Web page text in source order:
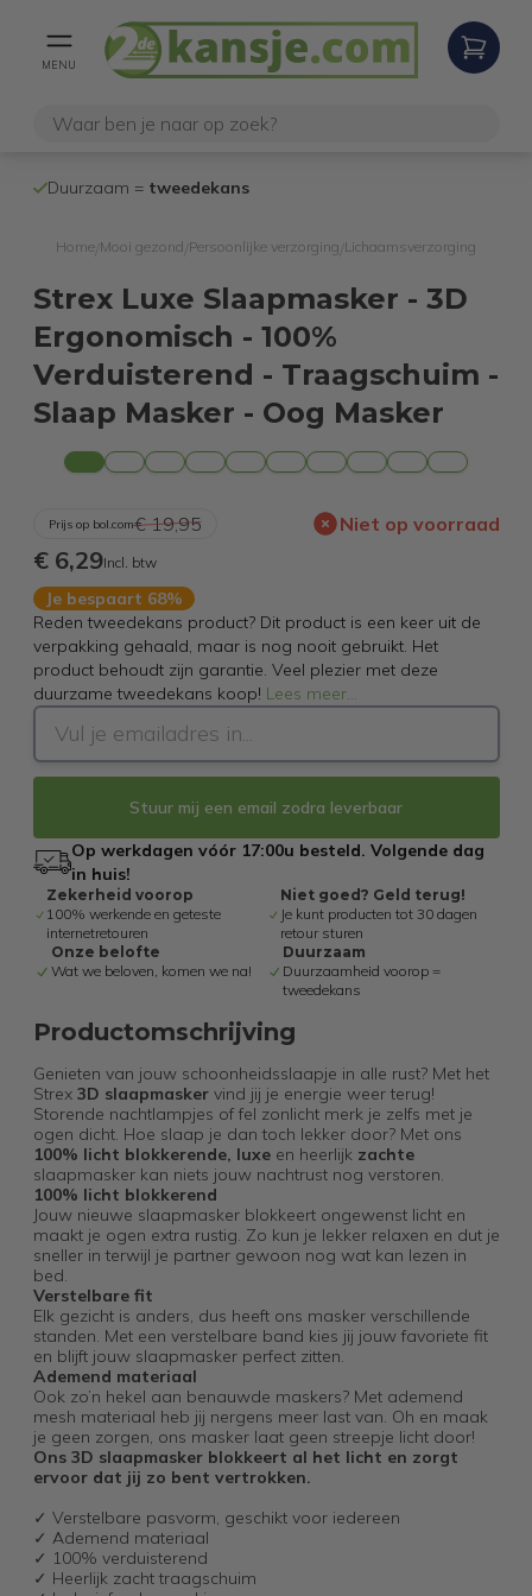
MENU
Duurzaam = tweedekans
Home Mooi gezond Persoonlijke verzorging Lichaamsverzorging
Strex Luxe Slaapmasker - 3D
Ergonomisch - 100%
Verduisterend - Traagschuim -
Slaap Masker - Oog Masker
Prijs op bol.com€ 19,95 Niet op voorraad
€ 6,29Incl. btw
Je bespaart 68%
Reden tweedekans product? Dit product is een keer uit de
verpakking gehaald, maar is nog nooit gebruikt. Het
product behoudt zijn garantie. Veel plezier met deze
duurzame tweedekans koop! Lees meer...
Stuur mij een email zodra leverbaar
Op werkdagen vóór 17:00u besteld. Volgende dag
in huis!
Zekerheid voorop
100% werkende en geteste
internetretouren
Niet goed? Geld terug!
Je kunt producten tot 30 dagen
retour sturen
Onze belofte
Wat we beloven, komen we na!
Duurzaam
Duurzaamheid voorop =
tweedekans
Productomschrijving
Genieten van jouw schoonheidsslaapje in alle rust? Met het
Strex 3D slaapmaskervind jij je energie weer terug!
Storende nachtlampjes of fel zonlicht merk je zelfs met je
ogen dicht. Hoe slaap je dan toch lekker door? Met ons
100% licht blokkerende, luxe en heerlijkzachte
slaapmasker kan niets jouw nachtrust nog verstoren.
100% licht blokkerend
Jouw nieuwe slaapmasker blokkeert ongewenst licht en
maakt je ogen extra rustig. Zo kun je lekker relaxen en dut je
sneller in terwijl je partner gewoon nog wat kan lezen in
bed.
Verstelbare fit
Elk gezicht is anders, dus heeft ons masker verschillende
standen. Met een verstelbare band kies jij jouw favoriete fit
en blijft jouw slaapmasker perfect zitten.
Ademend materiaal
Ook zo’n hekel aan benauwde maskers? Met ademend
mesh materiaal heb jij nergens meer last van. Oh en maak
je geen zorgen, ons masker laat geen streepje licht door!
Ons 3D slaapmasker blokkeert al het licht en zorgt
ervoor dat jij zo bent vertrokken.
✓ Verstelbare pasvorm, geschikt voor iedereen
✓ Ademend materiaal
✓ 100% verduisterend
✓ Heerlijk zacht traagschuim